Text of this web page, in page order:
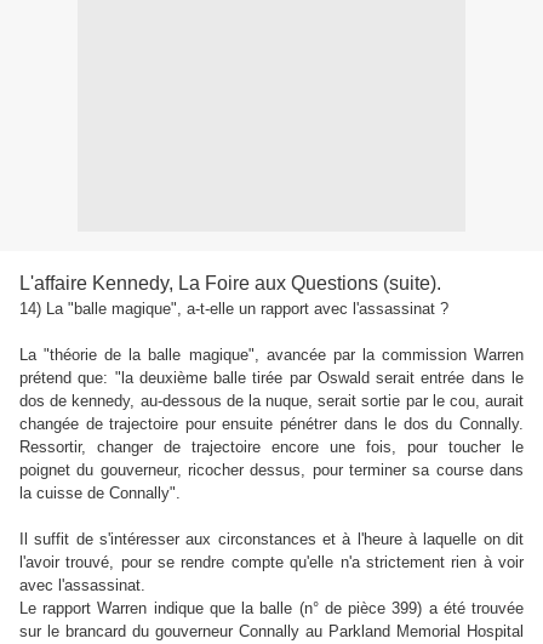
L'affaire Kennedy, La Foire aux Questions (suite).
14) La "balle magique", a-t-elle un rapport avec l'assassinat ?
La "théorie de la balle magique", avancée par la commission Warren
prétend que: "la deuxième balle tirée par Oswald serait entrée dans le
dos de kennedy, au-dessous de la nuque, serait sortie par le cou, aurait
changée de trajectoire pour ensuite pénétrer dans le dos du Connally.
Ressortir, changer de trajectoire encore une fois, pour toucher le
poignet du gouverneur, ricocher dessus, pour terminer sa course dans
la cuisse de Connally".
Il suffit de s'intéresser aux circonstances et à l'heure à laquelle on dit
l'avoir trouvé, pour se rendre compte qu'elle n'a strictement rien à voir
avec l'assassinat.
Le rapport Warren indique que la balle (n° de pièce 399) a été trouvée
sur le brancard du gouverneur Connally au Parkland Memorial Hospital